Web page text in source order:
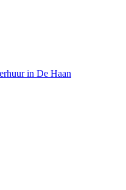
in De Haan